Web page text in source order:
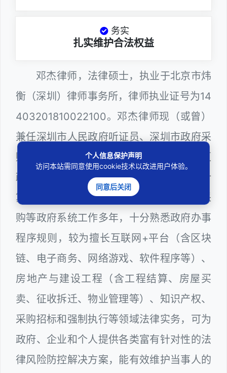
务实
扎实维护合法权益
邓杰律师，法律硕士，执业于北京市炜
衡（深圳）律师事务所，律师执业证号为14
403201810022100。邓杰律师现（或曾）
兼任深圳市人民政府听证员、深圳市政府采
购评审专家（法律类），曾担任深圳市某区
政府部门公职律师、建设工程定标专家、计
算机信息网络安全员，在建筑工务、政府采
购等政府系统工作多年，十分熟悉政府办事
程序规则，较为擅长互联网+平台（含区块
链、电子商务、网络游戏、软件程序等）、
房地产与建设工程（含工程结算、房屋买
卖、征收拆迁、物业管理等）、知识产权、
采购招标和强制执行等领域法律实务，可为
政府、企业和个人提供各类富有针对性的法
律风险防控解决方案，能有效维护当事人的
个人信息保护声明
访问本站需同意使用cookie技术以改进用户体验。
同意后关闭